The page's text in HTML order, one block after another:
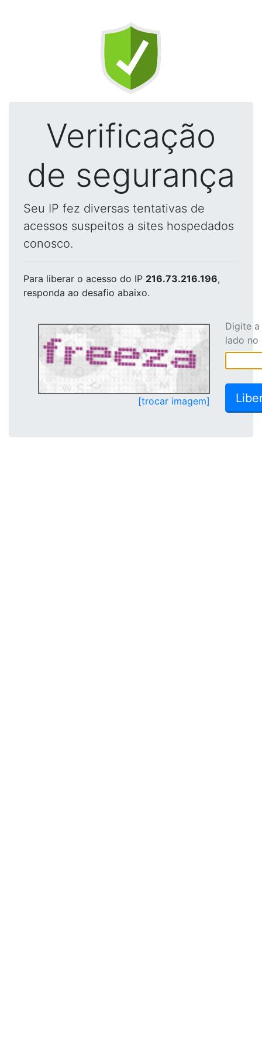
Verificação
de segurança
Seu IP fez diversas tentativas de
acessos suspeitos a sites hospedados
conosco.
Para liberar o acesso do IP 216.73.216.196,
responda ao desafio abaixo.
[trocar imagem]
Digite
lado no